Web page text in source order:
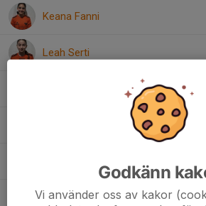
Keana Fanni
Leah Serti
Wilma Karlsson
Godkänn
Vi använder oss av kakor